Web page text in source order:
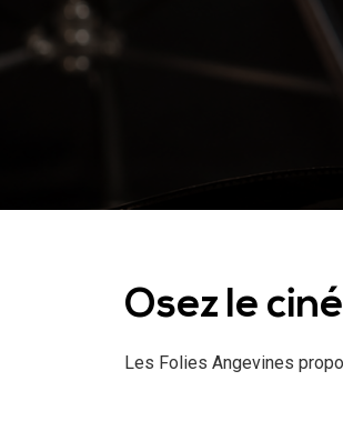
Osez le
Les Folies Angevines